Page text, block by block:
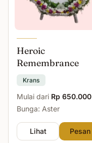
Heroic
Remembrance
Krans
Mulai dari Rp 650.000
Bunga: Aster
Lihat Pesan